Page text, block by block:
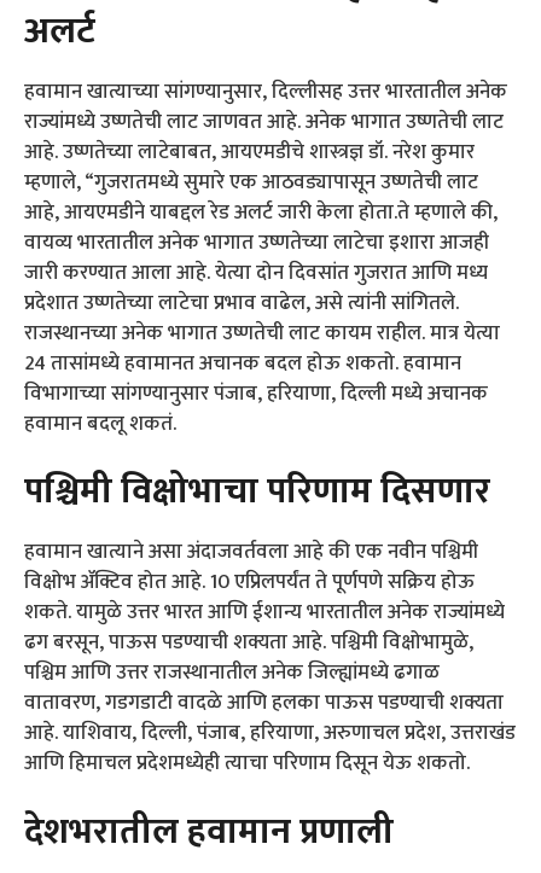
अलर्ट
हवामान खात्याच्या सांगण्यानुसार, दिल्लीसह उत्तर भारतातील अनेक
राज्यांमध्ये उष्णतेची लाट जाणवत आहे. अनेक भागात उष्णतेची लाट
आहे. उष्णतेच्या लाटेबाबत, आयएमडीचे शास्त्रज्ञ डॉ. नरेश कुमार
म्हणाले, “गुजरातमध्ये सुमारे एक आठवड्यापासून उष्णतेची लाट
आहे, आयएमडीने याबद्दल रेड अलर्ट जारी केला होता.ते म्हणाले की,
वायव्य भारतातील अनेक भागात उष्णतेच्या लाटेचा इशारा आजही
जारी करण्यात आला आहे. येत्या दोन दिवसांत गुजरात आणि मध्य
प्रदेशात उष्णतेच्या लाटेचा प्रभाव वाढेल, असे त्यांनी सांगितले.
राजस्थानच्या अनेक भागात उष्णतेची लाट कायम राहील. मात्र येत्या
24 तासांमध्ये हवामानत अचानक बदल होऊ शकतो. हवामान
विभागाच्या सांगण्यानुसार पंजाब, हरियाणा, दिल्ली मध्ये अचानक
हवामान बदलू शकतं.
पश्चिमी विक्षोभाचा परिणाम दिसणार
हवामान खात्याने असा अंदाजवर्तवला आहे की एक नवीन पश्चिमी
विक्षोभ ॲक्टिव होत आहे. 10 एप्रिलपर्यंत ते पूर्णपणे सक्रिय होऊ
शकते. यामुळे उत्तर भारत आणि ईशान्य भारतातील अनेक राज्यांमध्ये
ढग बरसून, पाऊस पडण्याची शक्यता आहे. पश्चिमी विक्षोभामुळे,
पश्चिम आणि उत्तर राजस्थानातील अनेक जिल्ह्यांमध्ये ढगाळ
वातावरण, गडगडाटी वादळे आणि हलका पाऊस पडण्याची शक्यता
आहे. याशिवाय, दिल्ली, पंजाब, हरियाणा, अरुणाचल प्रदेश, उत्तराखंड
आणि हिमाचल प्रदेशमध्येही त्याचा परिणाम दिसून येऊ शकतो.
देशभरातील हवामान प्रणाली